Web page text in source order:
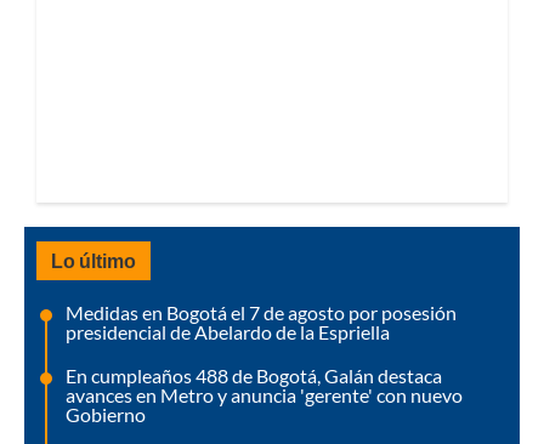
Lo último
Medidas en Bogotá el 7 de agosto por posesión
presidencial de Abelardo de la Espriella
En cumpleaños 488 de Bogotá, Galán destaca
avances en Metro y anuncia 'gerente' con nuevo
Gobierno